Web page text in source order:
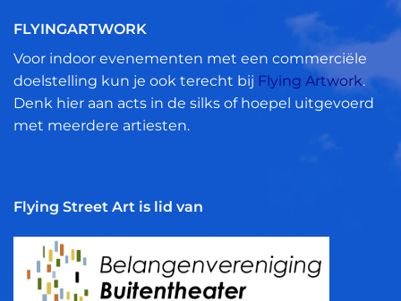
FLYINGARTWORK
Voor indoor evenementen met een commerciële
doelstelling kun je ook terecht bij Flying Artwork.
Denk hier aan acts in de silks of hoepel uitgevoerd
met meerdere artiesten.
Flying Street Art is lid van